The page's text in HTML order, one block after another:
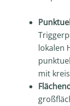
lokalen
mit